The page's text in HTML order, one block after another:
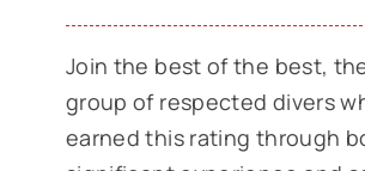
Join the best of the best,
group of respected divers
earned this rating through